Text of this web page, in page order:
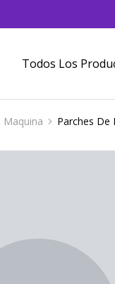
Todos Los
Maquina Parches De